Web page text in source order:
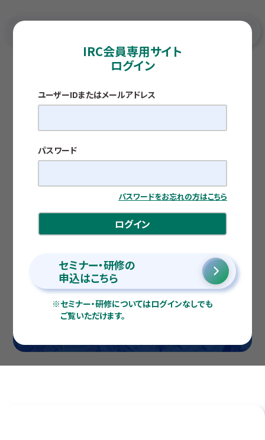
IRC会員専用サイト
ログイン
ユーザーIDまたはメールアドレス
パスワード
パスワードをお忘れの方はこちら
ログイン
セミナー・研修の
申込はこちら
※セミナー・研修についてはログインなしでも
ご覧いただけます。
金利のある世界
COMPASS
域経済研究センター 顧問 白塚 重典